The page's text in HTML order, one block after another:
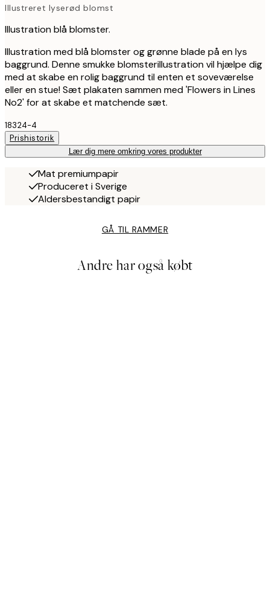
Illustreret lyserød blomst
Illustration blå blomster.
Illustration med blå blomster og grønne blade på en lys
baggrund. Denne smukke blomsterillustration vil hjælpe dig
med at skabe en rolig baggrund til enten et soveværelse
eller en stue! Sæt plakaten sammen med 'Flowers in Lines
No2' for at skabe et matchende sæt.
18324-4
Prishistorik
Lær dig mere omkring vores produkter
Mat premiumpapir
Produceret i Sverige
Aldersbestandigt papir
GÅ TIL RAMMER
Andre har også købt